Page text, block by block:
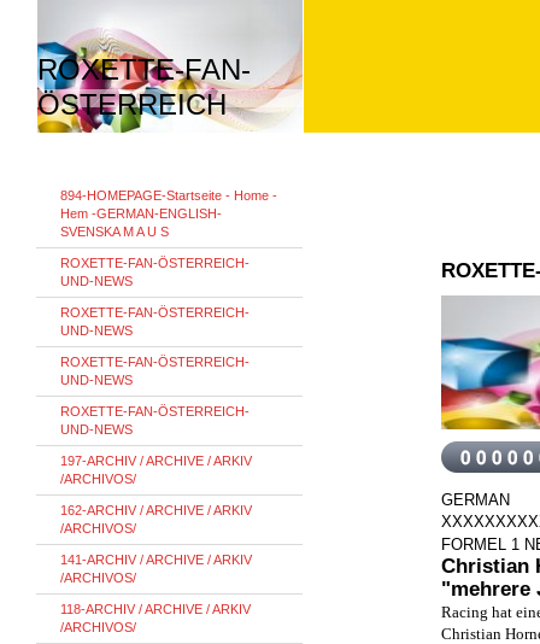
ROXETTE-FAN-
ÖSTERREICH
GERMAN
FORMEL 1
Christian
"mehrere
Racing hat
Christian
894-HOMEPAGE-Startseite - Home -
Hem -GERMAN-ENGLISH-
SVENSKA M A U S
ROXETTE-FAN-ÖSTERREICH-
UND-NEWS
ROXETTE-FAN-ÖSTERREICH-
UND-NEWS
ROXETTE-FAN-ÖSTERREICH-
UND-NEWS
ROXETTE-FAN-ÖSTERREICH-
UND-NEWS
197-ARCHIV / ARCHIVE / ARKIV
/ARCHIVOS/
162-ARCHIV / ARCHIVE / ARKIV
/ARCHIVOS/
141-ARCHIV / ARCHIVE / ARKIV
/ARCHIVOS/
118-ARCHIV / ARCHIVE / ARKIV
/ARCHIVOS/